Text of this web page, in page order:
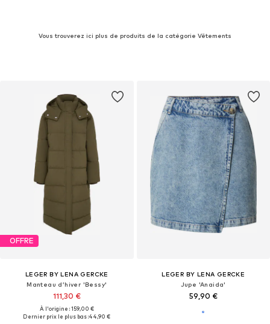
Vous trouverez ici plus de produits de la catégorie Vêtements
OFFRE
LEGER BY LENA GERCKE
Manteau d’hiver 'Bessy'
111,30 €
À l'origine : 159,00 €
Dernier prix le plus bas :44,90 €
LEGER BY LENA GERCKE
Jupe 'Anaida'
59,90 €